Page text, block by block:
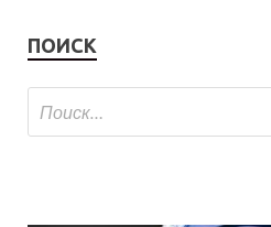
ПОИСК